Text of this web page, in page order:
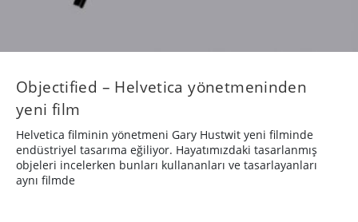
Objectified – Helvetica yönetmeninden
yeni film
Helvetica filminin yönetmeni Gary Hustwit yeni filminde
endüstriyel tasarıma eğiliyor. Hayatımızdaki tasarlanmış
objeleri incelerken bunları kullananları ve tasarlayanları
aynı filmde